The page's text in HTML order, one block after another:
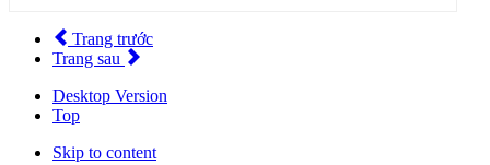
Trang trước
Trang sau
Desktop Version
Top
Skip to content